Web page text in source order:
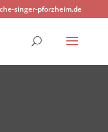
singer-pforzheim.de